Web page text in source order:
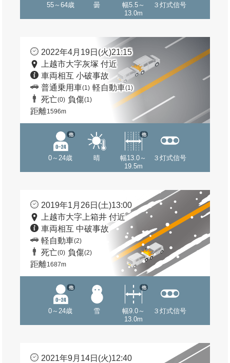
55～64歳 曇
幅5.5～
13.0m
３灯式信号
2022年4月19日(火)21:15
上越市大字灰塚 付近
車両相互 小破事故
普通乗用車(1) 軽自動車(1)
死亡(0) 負傷(1)
距離1596m
0～24歳
他
晴
幅13.0～
19.5m
他
３灯式信号
2019年1月26日(土)13:00
上越市大字上箱井 付近
車両相互 中破事故
軽自動車(2)
死亡(0) 負傷(2)
距離1687m
0～24歳
他
雪
幅9.0～
13.0m
他
３灯式信号
2021年9月14日(火)12:40